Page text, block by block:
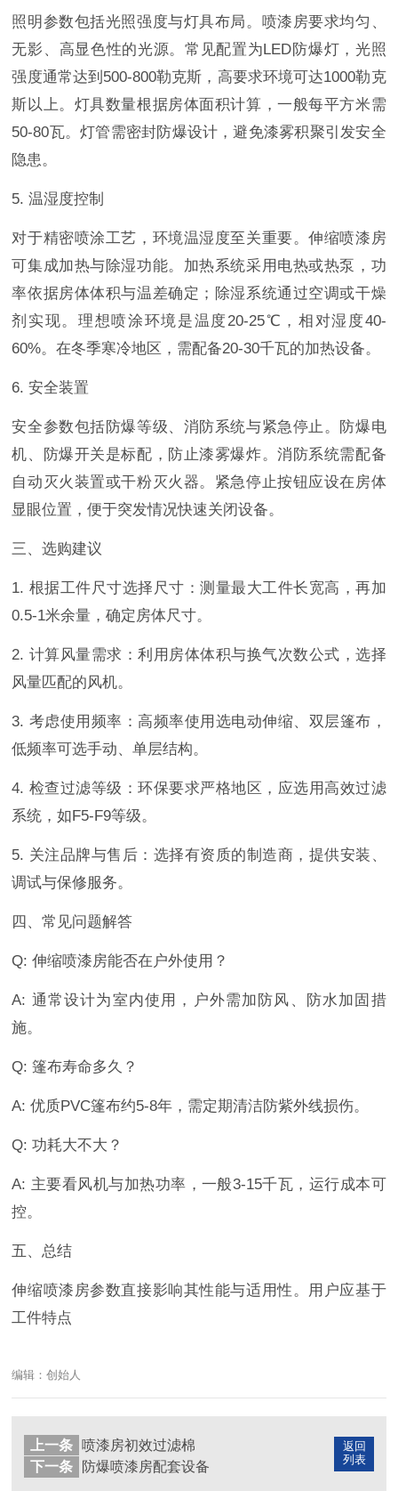
照明参数包括光照强度与灯具布局。喷漆房要求均匀、
无影、高显色性的光源。常见配置为LED防爆灯，光照
强度通常达到500-800勒克斯，高要求环境可达1000勒克
斯以上。灯具数量根据房体面积计算，一般每平方米需
50-80瓦。灯管需密封防爆设计，避免漆雾积聚引发安全
隐患。
5. 温湿度控制
对于精密喷涂工艺，环境温湿度至关重要。伸缩喷漆房
可集成加热与除湿功能。加热系统采用电热或热泵，功
率依据房体体积与温差确定；除湿系统通过空调或干燥
剂实现。理想喷涂环境是温度20-25℃，相对湿度40-
60%。在冬季寒冷地区，需配备20-30千瓦的加热设备。
6. 安全装置
安全参数包括防爆等级、消防系统与紧急停止。防爆电
机、防爆开关是标配，防止漆雾爆炸。消防系统需配备
自动灭火装置或干粉灭火器。紧急停止按钮应设在房体
显眼位置，便于突发情况快速关闭设备。
三、选购建议
1. 根据工件尺寸选择尺寸：测量最大工件长宽高，再加
0.5-1米余量，确定房体尺寸。
2. 计算风量需求：利用房体体积与换气次数公式，选择
风量匹配的风机。
3. 考虑使用频率：高频率使用选电动伸缩、双层篷布，
低频率可选手动、单层结构。
4. 检查过滤等级：环保要求严格地区，应选用高效过滤
系统，如F5-F9等级。
5. 关注品牌与售后：选择有资质的制造商，提供安装、
调试与保修服务。
四、常见问题解答
Q: 伸缩喷漆房能否在户外使用？
A: 通常设计为室内使用，户外需加防风、防水加固措
施。
Q: 篷布寿命多久？
A: 优质PVC篷布约5-8年，需定期清洁防紫外线损伤。
Q: 功耗大不大？
A: 主要看风机与加热功率，一般3-15千瓦，运行成本可
控。
五、总结
伸缩喷漆房参数直接影响其性能与适用性。用户应基于
工件特点
编辑：创始人
返回
列表
上一条
喷漆房初效过滤棉
下一条
防爆喷漆房配套设备